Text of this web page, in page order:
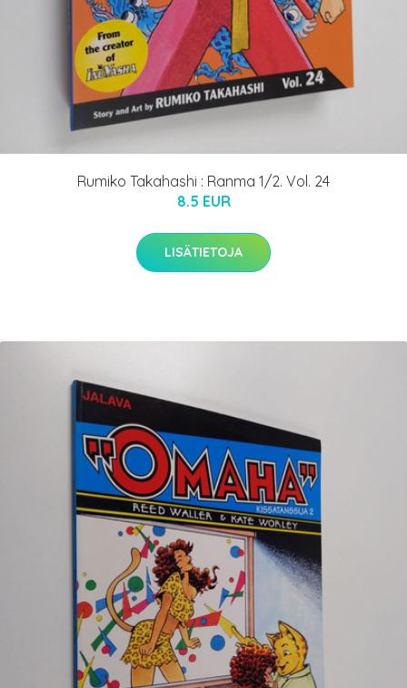
Rumiko Takahashi : Ranma 1/2. Vol. 24
8.5 EUR
LISÄTIETOJA